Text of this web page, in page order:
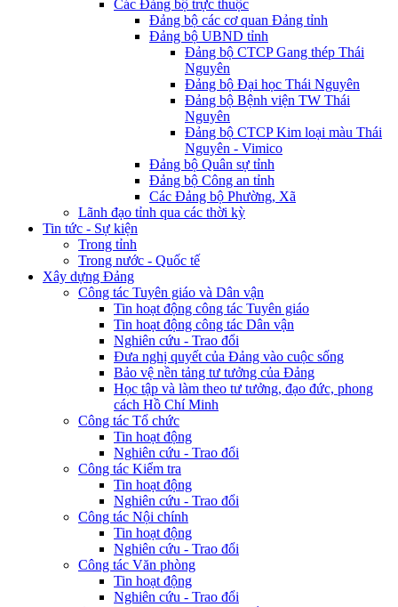
Các Đảng bộ trực thuộc
Đảng bộ các cơ quan Đảng tỉnh
Đảng bộ UBND tỉnh
Đảng bộ CTCP Gang thép Thái
Nguyên
Đảng bộ Đại học Thái Nguyên
Đảng bộ Bệnh viện TW Thái
Nguyên
Đảng bộ CTCP Kim loại màu Thái
Nguyên - Vimico
Đảng bộ Quân sự tỉnh
Đảng bộ Công an tỉnh
Các Đảng bộ Phường, Xã
Lãnh đạo tỉnh qua các thời kỳ
Tin tức - Sự kiện
Trong tỉnh
Trong nước - Quốc tế
Xây dựng Đảng
Công tác Tuyên giáo và Dân vận
Tin hoạt động công tác Tuyên giáo
Tin hoạt động công tác Dân vận
Nghiên cứu - Trao đổi
Đưa nghị quyết của Đảng vào cuộc sống
Bảo vệ nền tảng tư tưởng của Đảng
Học tập và làm theo tư tưởng, đạo đức, phong
cách Hồ Chí Minh
Công tác Tổ chức
Tin hoạt động
Nghiên cứu - Trao đổi
Công tác Kiểm tra
Tin hoạt động
Nghiên cứu - Trao đổi
Công tác Nội chính
Tin hoạt động
Nghiên cứu - Trao đổi
Công tác Văn phòng
Tin hoạt động
Nghiên cứu - Trao đổi